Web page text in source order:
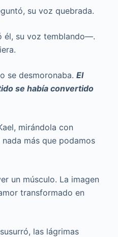
su voz quebrada.
su voz temblando—.
se desmoronaba. El
se había convertido
mirándola con
más que podamos
un músculo. La imagen
transformado en
las lágrimas